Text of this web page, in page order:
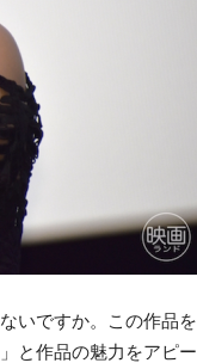
いですか。この作品を
と作品の魅力をアピー